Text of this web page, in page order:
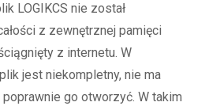
LOGIKCS nie został
z zewnętrznej pamięci
z internetu. W
jest niekompletny, nie ma
go otworzyć. W takim